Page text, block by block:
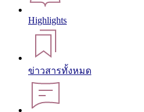
Highlights
ข่าวสารทั้งหมด